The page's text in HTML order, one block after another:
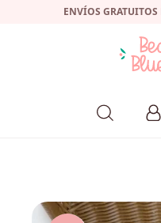
ENVÍOS